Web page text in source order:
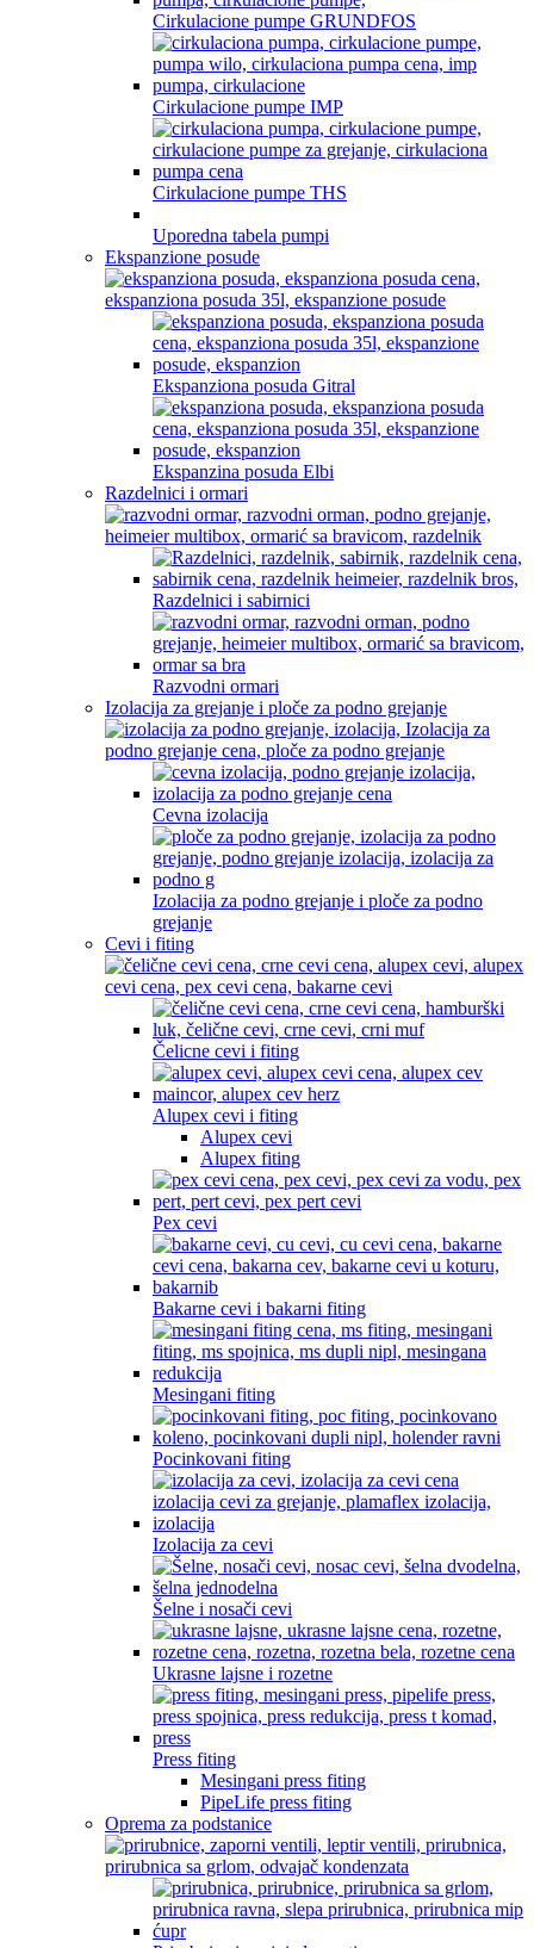
Cirkulacione pumpe GRUNDFOS
Cirkulacione pumpe IMP
Cirkulacione pumpe THS
Uporedna tabela pumpi
Ekspanzione posude
Ekspanziona posuda Gitral
Ekspanzina posuda Elbi
Razdelnici i ormari
Razdelnici i sabirnici
Razvodni ormari
Izolacija za grejanje i ploče za podno grejanje
Cevna izolacija
Izolacija za podno grejanje i ploče za podno
grejanje
Cevi i fiting
Čelicne cevi i fiting
Alupex cevi i fiting
Alupex cevi
Alupex fiting
Pex cevi
Bakarne cevi i bakarni fiting
Mesingani fiting
Pocinkovani fiting
Izolacija za cevi
Šelne i nosači cevi
Ukrasne lajsne i rozetne
Press fiting
Mesingani press fiting
PipeLife press fiting
Oprema za podstanice